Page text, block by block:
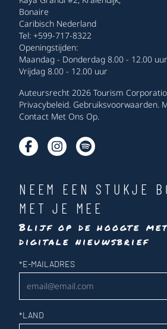
Bonaire
Caribisch Nederland
Tel: +599-717-8322
Openingstijden:
Maandag - Donderdag 8.00 - 12.00
Vrijdag 8.00 - 12.00 uur
Auteursrecht 2026 Tourism
Privacybeleid. Gebruiksvoorwaarden.
Contact Met Ons Op.
NEEM EEN STUKJE
MET JE MEE
Blijf op de hoogte
digitale nieuwsbrief
Nieuwsbrief
*E-MAILADRES
*LAND